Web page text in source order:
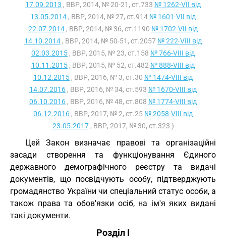
17.09.2013 , ВВР, 2014, № 20-21, ст.733 № 1262-VII від
13.05.2014 , ВВР, 2014, № 27, ст.914 № 1601-VII від
22.07.2014 , ВВР, 2014, № 36, ст.1190 № 1702-VII від
14.10.2014 , ВВР, 2014, № 50-51, ст.2057 № 222-VIII від
02.03.2015 , ВВР, 2015, № 23, ст.158 № 766-VIII від
10.11.2015 , ВВР, 2015, № 52, ст.482 № 888-VIII від
10.12.2015 , ВВР, 2016, № 3, ст.30 № 1474-VIII від
14.07.2016 , ВВР, 2016, № 34, ст.593 № 1670-VIII від
06.10.2016 , ВВР, 2016, № 48, ст.808 № 1774-VIII від
06.12.2016 , ВВР, 2017, № 2, ст.25 № 2058-VIII від
23.05.2017, ВВР, 2017, № 30, ст.323 )
Цей Закон визначає правові та організаційні
засади створення та функціонування Єдиного
державного демографічного реєстру та видачі
документів, що посвідчують особу, підтверджують
громадянство України чи спеціальний статус особи, а
також права та обов'язки осіб, на ім'я яких видані
такі документи.
Розділ I